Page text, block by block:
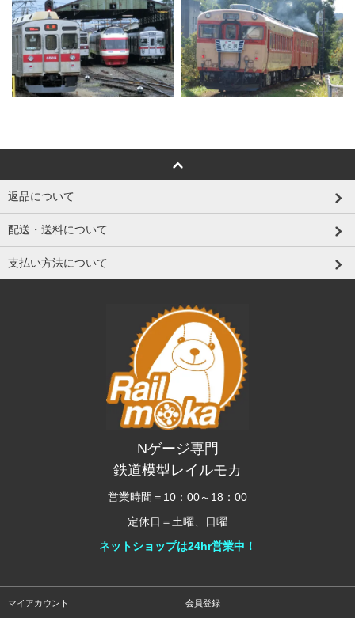
返品について
配送・送料について
支払い方法について
Nゲージ専門
鉄道模型レイルモカ
営業時間＝10：00～18：00
定休日＝土曜、日曜
ネットショップは24hr営業中！
マイアカウント 会員登録